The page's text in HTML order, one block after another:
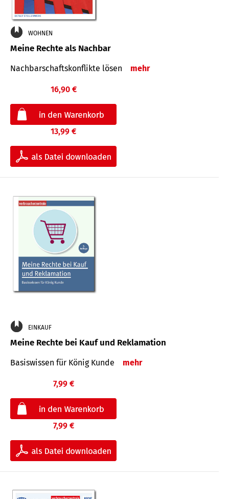
WOHNEN
Meine Rechte als Nachbar
Nach­bar­schafts­konflikte lösen mehr
16,90 €
13,99 €
EINKAUF
Meine Rechte bei Kauf und Reklamation
Basiswissen für König Kunde mehr
7,99 €
7,99 €